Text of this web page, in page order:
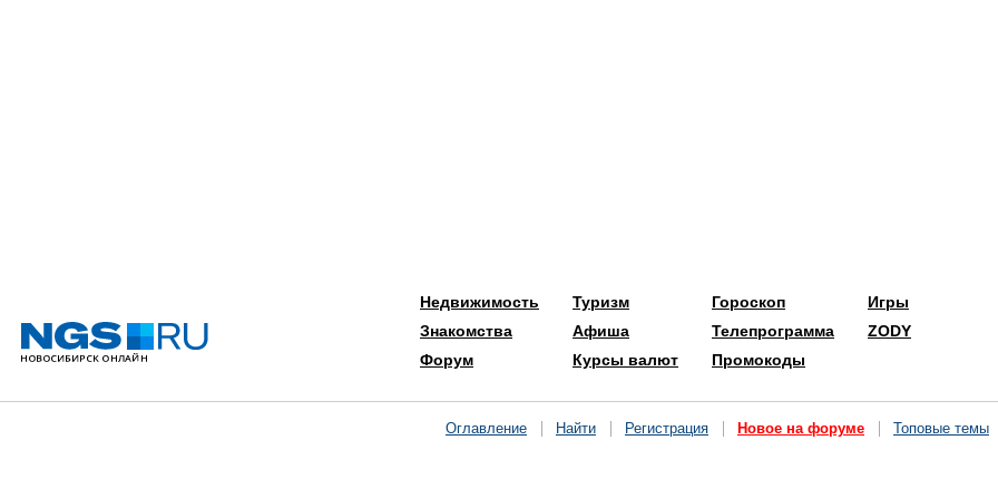
Недвижимость
Знакомства
Форум
Туризм
Афиша
Курсы валют
Гороскоп
Телепрограмма
Промокоды
Игры
ZODY
Оглавление Найти Регистрация Новое на форуме Топовые темы